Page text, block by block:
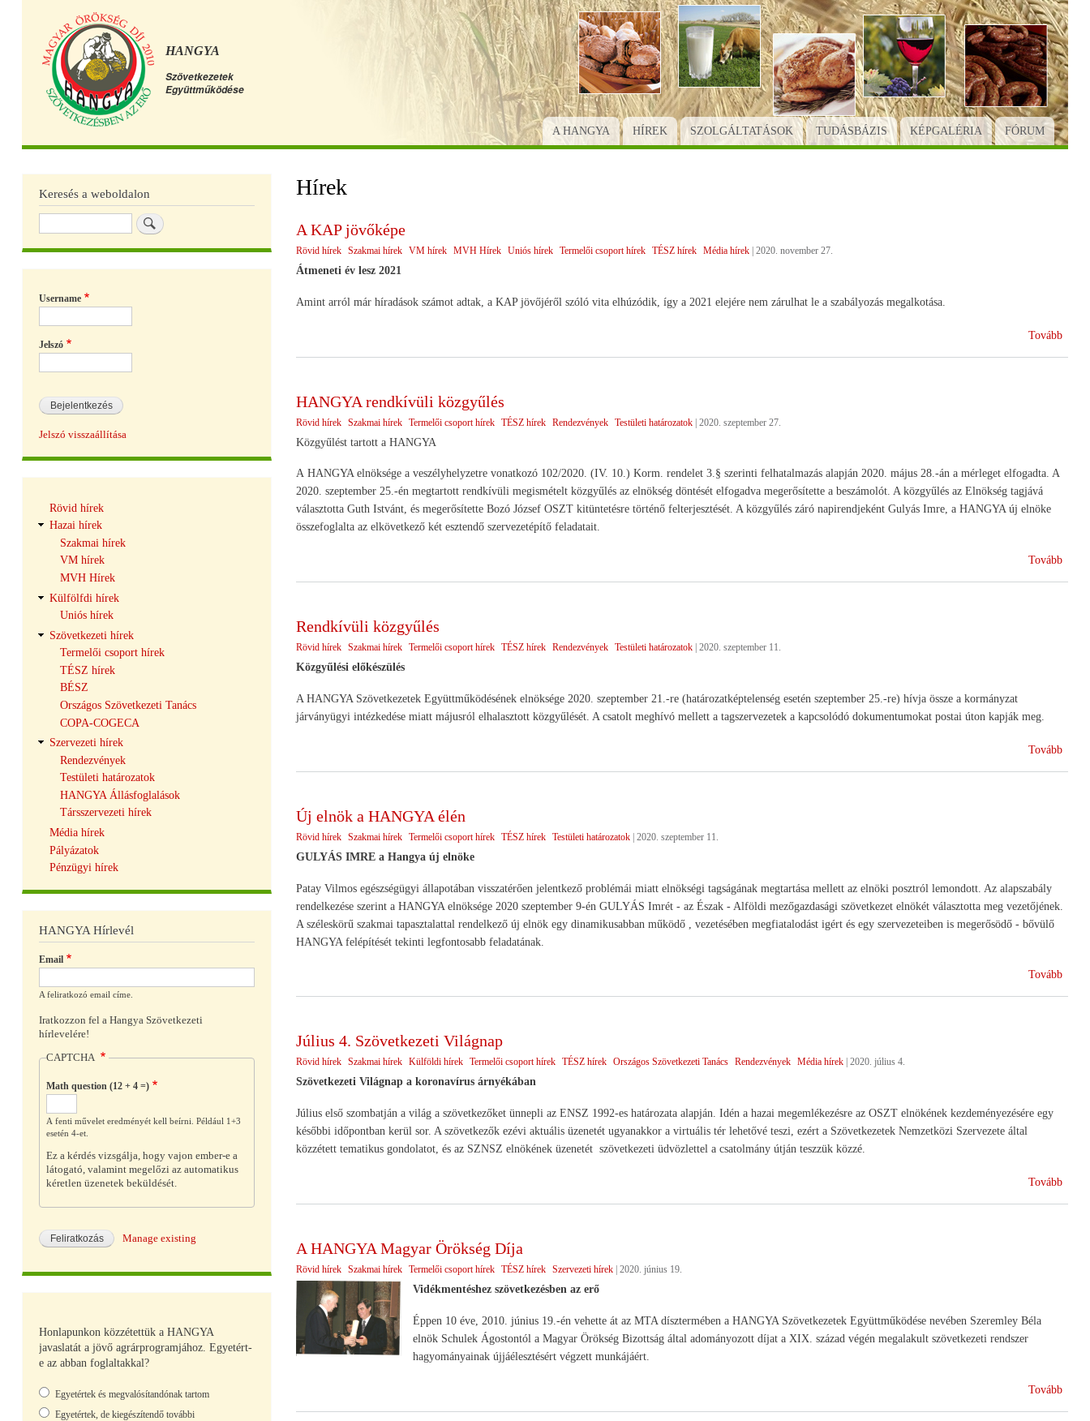
Ugrás
a
tartalomra
HANGYA
Szövetkezetek
Együttműködése
Főmenü
A HANGYA HÍREK SZOLGÁLTATÁSOK TUDÁSBÁZIS KÉPGALÉRIA FÓRUM
Hírek
A KAP jövőképe
Rövid hírek Szakmai hírek VM hírek MVH Hírek Uniós hírek Termelői csoport hírek TÉSZ hírek Média hírek 2020. november 27.
Átmeneti év lesz 2021
Amint arról már híradások számot adtak, a KAP jövőjéről szóló vita elhúzódik, így a 2021 elejére nem zárulhat le a szabályozás megalkotása.
Tovább
HANGYA rendkívüli közgyűlés
Rövid hírek Szakmai hírek Termelői csoport hírek TÉSZ hírek Rendezvények Testületi határozatok | 2020. szeptember 27.
Közgyűlést tartott a HANGYA
A HANGYA elnöksége a veszélyhelyzetre vonatkozó 102/2020. (IV. 10.) Korm. rendelet 3.§ szerinti felhatalmazás alapján 2020. május 28.-án a mérleget elfogadta. A
2020. szeptember 25.-én megtartott rendkívüli megismételt közgyűlés az elnökség döntését elfogadva megerősítette a beszámolót. A közgyűlés az Elnökség tagjává
választotta Guth Istvánt, és megerősítette Bozó József OSZT kitüntetésre történő felterjesztését. A közgyűlés záró napirendjeként Gulyás Imre, a HANGYA új elnöke
összefoglalta az elkövetkező két esztendő szervezetépítő feladatait.
Tovább
Rendkívüli közgyűlés
Rövid hírek Szakmai hírek Termelői csoport hírek TÉSZ hírek Rendezvények Testületi határozatok 2020. szeptember 11.
Közgyűlési előkészülés
A HANGYA Szövetkezetek Együttműködésének elnöksége 2020. szeptember 21.-re (határozatképtelenség esetén szeptember 25.-re) hívja össze a kormányzat
járványügyi intézkedése miatt májusról elhalasztott közgyűlését. A csatolt meghívó mellett a tagszervezetek a kapcsolódó dokumentumokat postai úton kapják meg.
Tovább
Új elnök a HANGYA élén
Rövid hírek Szakmai hírek Termelői csoport hírek TÉSZ hírek Testületi határozatok | 2020. szeptember 11.
GULYÁS IMRE a Hangya új elnöke
Patay Vilmos egészségügyi állapotában visszatérően jelentkező problémái miatt elnökségi tagságának megtartása mellett az elnöki posztról lemondott. Az alapszabály
rendelkezése szerint a HANGYA elnöksége 2020 szeptember 9-én GULYÁS Imrét - az Észak - Alföldi mezőgazdasági szövetkezet elnökét választotta meg vezetőjének.
A széleskörű szakmai tapasztalattal rendelkező új elnök egy dinamikusabban működő , vezetésében megfiatalodást igért és egy szervezeteiben is megerősödő - bővülő
HANGYA felépítését tekinti legfontosabb feladatának.
Tovább
Július 4. Szövetkezeti Világnap
Rövid hírek Szakmai hírek Külföldi hírek Termelői csoport hírek TÉSZ hírek Országos Szövetkezeti Tanács Rendezvények Média hírek 2020. július 4.
Szövetkezeti Világnap a koronavírus árnyékában
Július első szombatján a világ a szövetkezőket ünnepli az ENSZ 1992-es határozata alapján. Idén a hazai megemlékezésre az OSZT elnökének kezdeményezésére egy
későbbi időpontban kerül sor. A szövetkezők ezévi aktuális üzenetét ugyanakkor a virtuális tér lehetővé teszi, ezért a Szövetkezetek Nemzetközi Szervezete által
közzétett tematikus gondolatot, és az SZNSZ elnökének üzenetét szövetkezeti üdvözlettel a csatolmány útján teszzük közzé.
Tovább
A HANGYA Magyar Örökség Díja
Rövid hírek Szakmai hírek Termelői csoport hírek TÉSZ hírek Szervezeti hírek 2020. június 19.
Vidékmentéshez szövetkezésben az erő
Éppen 10 éve, 2010. június 19.-én vehette át az MTA dísztermében a HANGYA Szövetkezetek Együttműködése nevében Szeremley Béla
elnök Schulek Ágostontól a Magyar Örökség Bizottság által adományozott díjat a XIX. század végén megalakult szövetkezeti rendszer
hagyományainak újjáélesztésért végzett munkájáért.
Tovább
Keresés a weboldalon
Username
Jelszó
Jelszó visszaállítása
navigáció
Rövid hírek
Hazai hírek
Szakmai hírek
VM hírek
MVH Hírek
Külfölfdi hírek
Uniós hírek
Szövetkezeti hírek
Termelői csoport hírek
TÉSZ hírek
BÉSZ
Országos Szövetkezeti Tanács
COPA-COGECA
Szervezeti hírek
Rendezvények
Testületi határozatok
HANGYA Állásfoglalások
Társszervezeti hírek
Média hírek
Pályázatok
Pénzügyi hírek
HANGYA Hírlevél
Email
A feliratkozó email címe.
Iratkozzon fel a Hangya Szövetkezeti
hírlevelére!
CAPTCHA
Math question (12 + 4 =)
A fenti művelet eredményét kell beírni. Például 1+3
esetén 4-et.
Ez a kérdés vizsgálja, hogy vajon ember-e a
látogató, valamint megelőzi az automatikus
kéretlen üzenetek beküldését.
Manage existing
Honlapunkon közzétettük a HANGYA
javaslatát a jövő agrárprogramjához. Egyetért-
e az abban foglaltakkal?
Választások
Egyetértek és megvalósítandónak tartom
Egyetértek, de kiegészítendő további